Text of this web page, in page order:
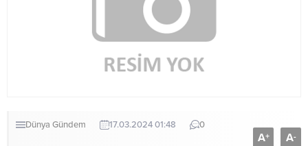
Dünya Gündem 17.03.2024 01:48 0
A+ A-